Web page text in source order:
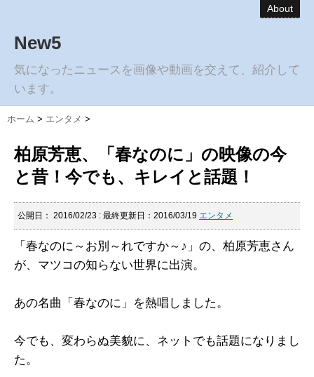
About
New5
気になったニュースを画像や動画を交えて、紹介して
います。
ホーム > エンタメ >
柏原芳恵、「春なのに」の映像の今
と昔！今でも、キレイと話題！
公開日： 2016/02/23 : 最終更新日：2016/03/19 エンタメ
「春なのに～お別～れですか～♪」の、柏原芳恵さん
が、マツコの知らない世界に出演。
あの名曲「春なのに」を熱唱しました。
今でも、変わらぬ美貌に、ネットでも話題になりまし
た。